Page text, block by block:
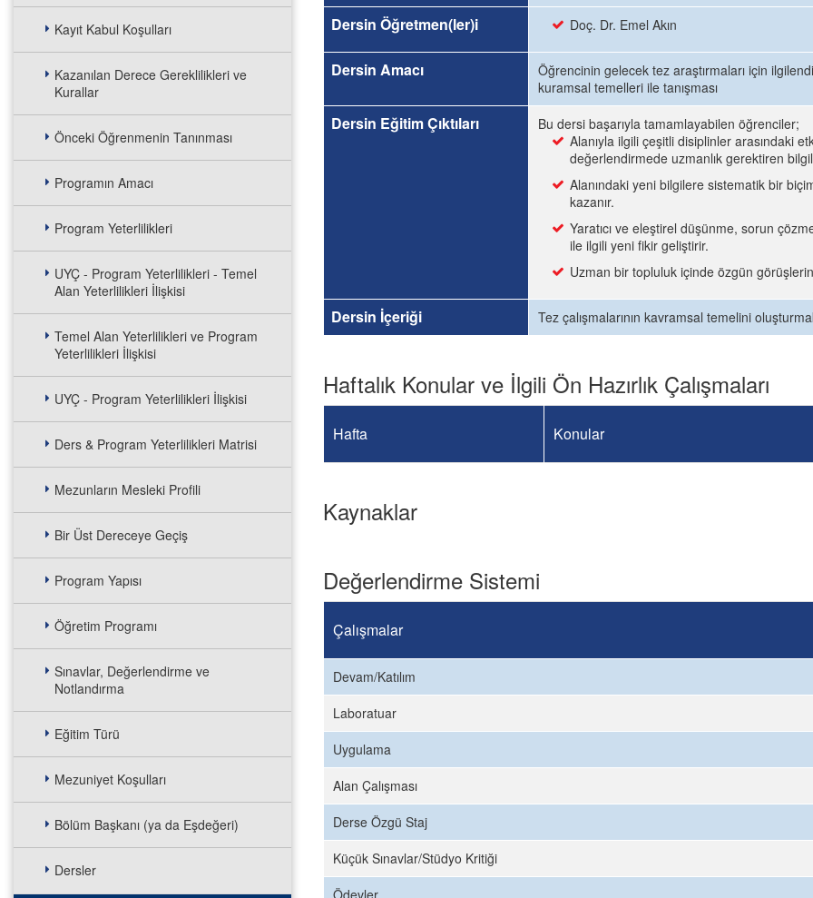
Kayıt Kabul Koşulları
Kazanılan Derece Gereklilikleri ve
Kurallar
Önceki Öğrenmenin Tanınması
Programın Amacı
Program Yeterlilikleri
UYÇ - Program Yeterlilikleri - Temel
Alan Yeterlilikleri İlişkisi
Temel Alan Yeterlilikleri ve Program
Yeterlilikleri İlişkisi
UYÇ - Program Yeterlilikleri İlişkisi
Ders & Program Yeterlilikleri Matrisi
Mezunların Mesleki Profili
Bir Üst Dereceye Geçiş
Program Yapısı
Öğretim Programı
Sınavlar, Değerlendirme ve
Notlandırma
Eğitim Türü
Mezuniyet Koşulları
Bölüm Başkanı (ya da Eşdeğeri)
Dersler
Dersin Öğretmen(ler)i Doç. Dr. Emel Akın
Dersin Amacı
Öğrencinin gelecek tez araştırmaları için
kuramsal temelleri ile tanışması
Dersin Eğitim Çıktıları
Bu dersi başarıyla tamamlayabilen öğrenciler;
Alanıyla ilgili çeşitli disiplinler arasındaki
değerlendirmede uzmanlık gerektiren
Alanındaki yeni bilgilere sistematik bir
kazanır.
Yaratıcı ve eleştirel düşünme, sorun
ile ilgili yeni fikir geliştirir.
Uzman bir topluluk içinde özgün
Dersin İçeriği Tez çalışmalarının kavramsal temelini
Haftalık Konular ve İlgili Ön Hazırlık Çalışmaları
Hafta Konular
Kaynaklar
Değerlendirme Sistemi
Çalışmalar
Devam/Katılım
Laboratuar
Uygulama
Alan Çalışması
Derse Özgü Staj
Küçük Sınavlar/Stüdyo Kritiği
Ödevler